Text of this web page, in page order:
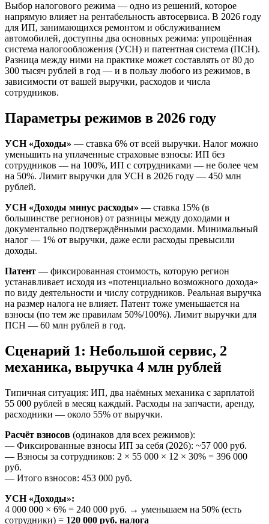
Выбор налогового режима — одно из решений, которое
напрямую влияет на рентабельность автосервиса. В 2026 году
для ИП, занимающихся ремонтом и обслуживанием
автомобилей, доступны два основных режима: упрощённая
система налогообложения (УСН) и патентная система (ПСН).
Разница между ними на практике может составлять от 80 до
300 тысяч рублей в год — и в пользу любого из режимов, в
зависимости от вашей выручки, расходов и числа
сотрудников.
Параметры режимов в 2026 году
УСН «Доходы» — ставка 6% от всей выручки. Налог можно
уменьшить на уплаченные страховые взносы: ИП без
сотрудников — на 100%, ИП с сотрудниками — не более чем
на 50%. Лимит выручки для УСН в 2026 году — 450 млн
рублей.
УСН «Доходы минус расходы» — ставка 15% (в
большинстве регионов) от разницы между доходами и
документально подтверждёнными расходами. Минимальный
налог — 1% от выручки, даже если расходы превысили
доходы.
Патент — фиксированная стоимость, которую регион
устанавливает исходя из «потенциально возможного дохода»
по виду деятельности и числу сотрудников. Реальная выручка
на размер налога не влияет. Патент тоже уменьшается на
взносы (по тем же правилам 50%/100%). Лимит выручки для
ПСН — 60 млн рублей в год.
Сценарий 1: Небольшой сервис, 2
механика, выручка 4 млн рублей
Типичная ситуация: ИП, два наёмных механика с зарплатой
55 000 рублей в месяц каждый. Расходы на запчасти, аренду,
расходники — около 55% от выручки.
Расчёт взносов (одинаков для всех режимов):
— Фиксированные взносы ИП за себя (2026): ~57 000 руб.
— Взносы за сотрудников: 2 × 55 000 × 12 × 30% = 396 000
руб.
— Итого взносов: 453 000 руб.
УСН «Доходы»:
4 000 000 × 6% = 240 000 руб. → уменьшаем на 50% (есть
сотрудники) = 120 000 руб. налога